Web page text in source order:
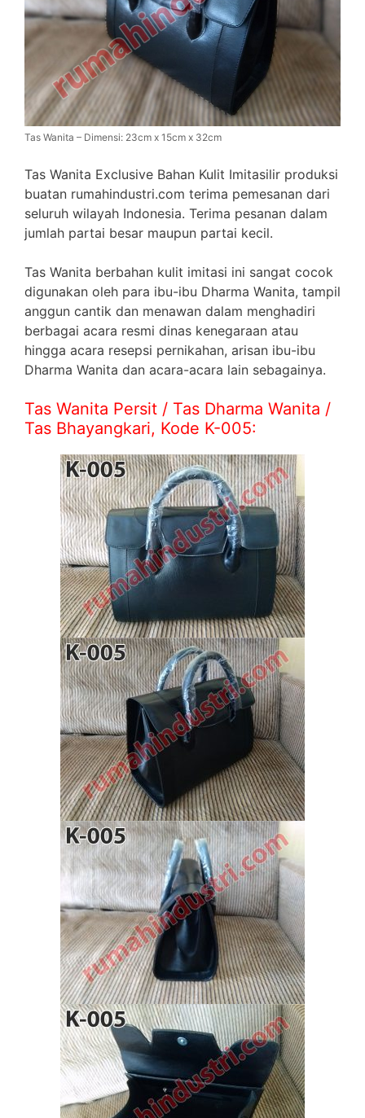
Tas Wanita – Dimensi: 23cm x 15cm x 32cm
Tas Wanita Exclusive Bahan Kulit Imitasilir produksi
buatan rumahindustri.com terima pemesanan dari
seluruh wilayah Indonesia. Terima pesanan dalam
jumlah partai besar maupun partai kecil.
Tas Wanita berbahan kulit imitasi ini sangat cocok
digunakan oleh para ibu-ibu Dharma Wanita, tampil
anggun cantik dan menawan dalam menghadiri
berbagai acara resmi dinas kenegaraan atau
hingga acara resepsi pernikahan, arisan ibu-ibu
Dharma Wanita dan acara-acara lain sebagainya.
Tas Wanita Persit / Tas Dharma Wanita /
Tas Bhayangkari, Kode K-005: